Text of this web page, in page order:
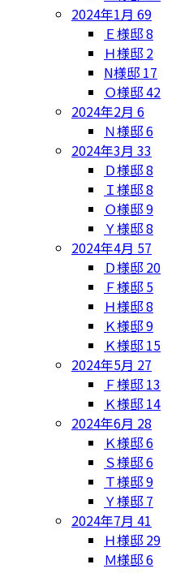
2024年1月 69
Ｅ様邸8
Ｈ様邸 2
N様邸 17
Ｏ様邸42
2024年2月 6
Ｎ様邸6
2024年3月 33
Ｄ様邸8
Ｉ様邸8
Ｏ様邸9
Ｙ様邸8
2024年4月 57
Ｄ様邸 20
Ｆ様邸 5
Ｈ様邸8
Ｋ様邸9
Ｋ様邸 15
2024年5月 27
Ｆ様邸 13
Ｋ様邸 14
2024年6月 28
Ｋ様邸6
Ｓ様邸6
Ｔ様邸9
Ｙ様邸 7
2024年7月 41
Ｈ様邸 29
Ｍ様邸6